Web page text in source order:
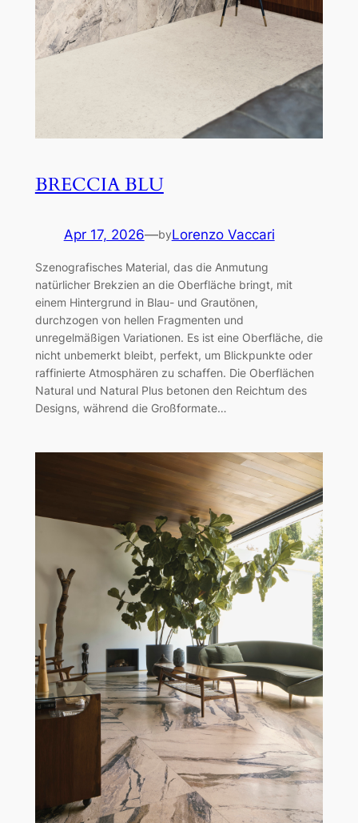
BRECCIA BLU
Apr 17, 2026—byLorenzo Vaccari
Szenografisches Material, das die Anmutung
natürlicher Brekzien an die Oberfläche bringt, mit
einem Hintergrund in Blau- und Grautönen,
durchzogen von hellen Fragmenten und
unregelmäßigen Variationen. Es ist eine Oberfläche, die
nicht unbemerkt bleibt, perfekt, um Blickpunkte oder
raffinierte Atmosphären zu schaffen. Die Oberflächen
Natural und Natural Plus betonen den Reichtum des
Designs, während die Großformate…